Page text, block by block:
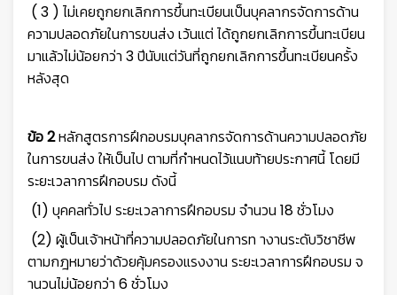
( 3 ) ไม่เคยถูกยกเลิกการขึ้นทะเบียนเป็นบุคลากรจัดการด้าน
ความปลอดภัยในการขนส่ง เว้นแต่ ได้ถูกยกเลิกการขึ้นทะเบียน
มาแล้วไม่น้อยกว่า 3 ปีนับแต่วันที่ถูกยกเลิกการขึ้นทะเบียนครั้ง
หลังสุด
ข้อ 2หลักสูตรการฝึกอบรมบุคลากรจัดการด้านความปลอดภัย
ในการขนส่ง ให้เป็นไป ตามที่กำหนดไว้แนบท้ายประกาศนี้ โดยมี
ระยะเวลาการฝึกอบรม ดังนี้
(1) บุคคลทั่วไป ระยะเวลาการฝึกอบรม จำนวน 18 ชั่วโมง
(2) ผู้เป็นเจ้าหน้าที่ความปลอดภัยในการท างานระดับวิชาชีพ
ตามกฎหมายว่าด้วยคุ้มครองแรงงาน ระยะเวลาการฝึกอบรม จ
านวนไม่น้อยกว่า 6 ชั่วโมง